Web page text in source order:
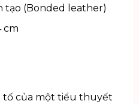
tạo (Bonded leather)
cm
tố của một tiểu thuyết